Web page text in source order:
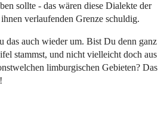
sollte - das wären diese Dialekte der
verlaufenden Grenze schuldig.
das auch wieder um. Bist Du denn ganz
stammst, und nicht vielleicht doch aus
limburgischen Gebieten? Das